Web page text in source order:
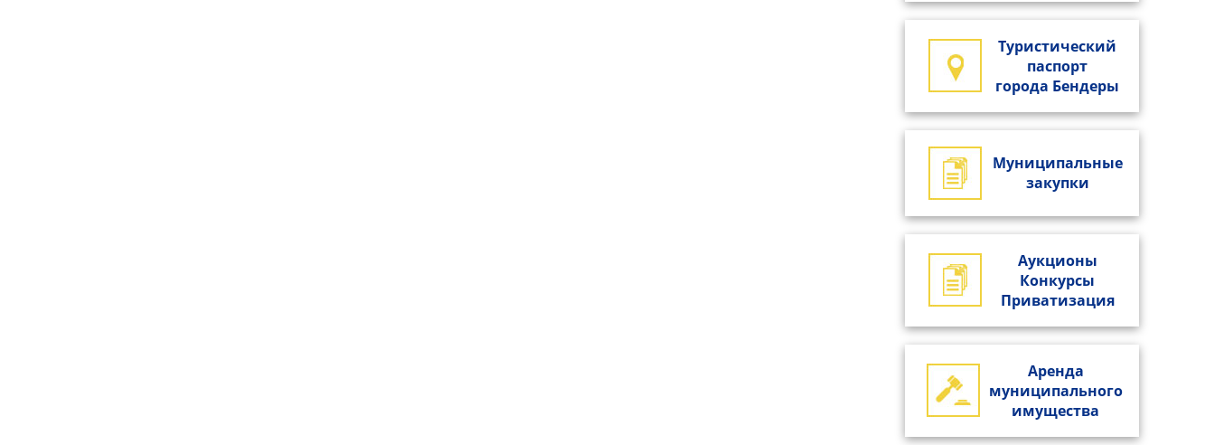
Туристический
паспорт
города Бендеры
Муниципальные
закупки
Аукционы
Конкурсы
Приватизация
Аренда
муниципального
имущества